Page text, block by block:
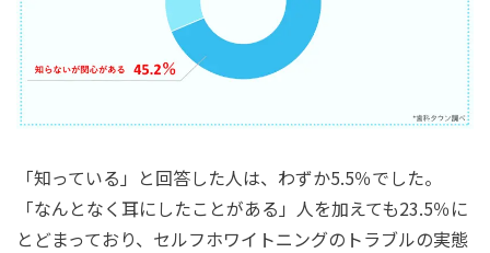
「知っている」と回答した⼈は、わずか5.5％でした。
「なんとなく⽿にしたことがある」⼈を加えても23.5％に
とどまっており、セルフホワイトニングのトラブルの実態